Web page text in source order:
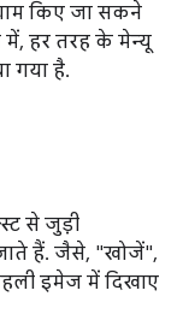
किए जा सकने
हर तरह के मेन्यू
गया है.
से जुड़ी
हैं. जैसे, "खोजें",
इमेज में दिखाए